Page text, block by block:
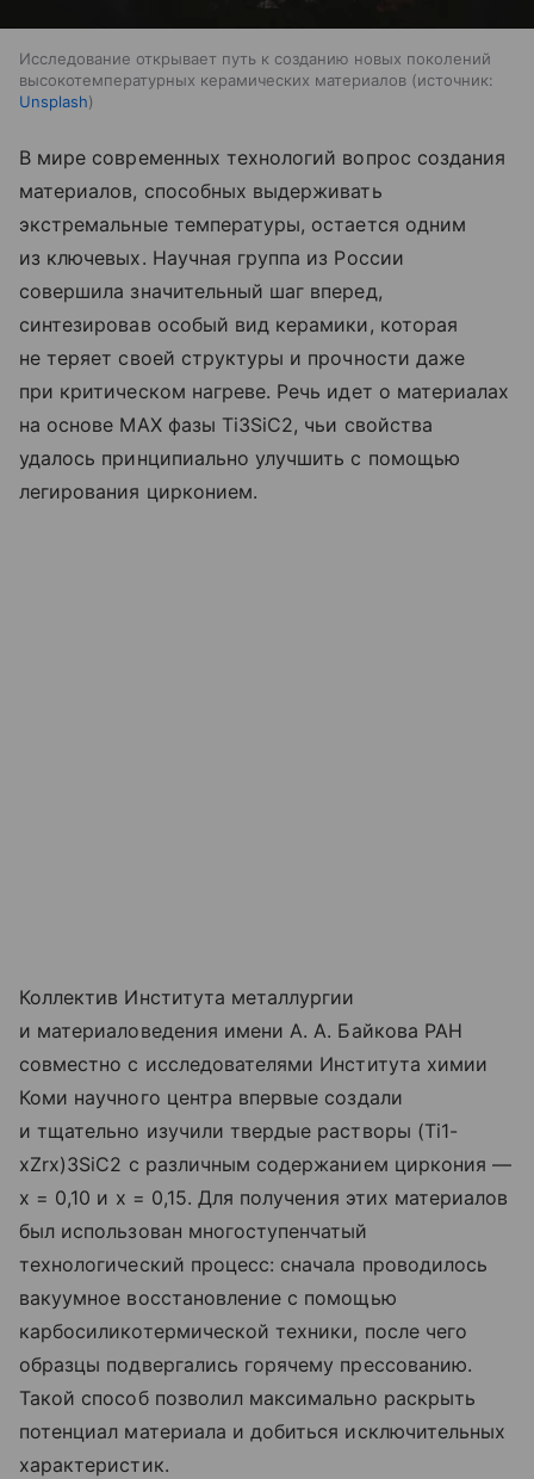
Исследование открывает путь к созданию новых поколений
высокотемпературных керамических материалов
источник:
Unsplash
В мире современных технологий вопрос создания
материалов, способных выдерживать
экстремальные температуры, остается одним
из ключевых. Научная группа из России
совершила значительный шаг вперед,
синтезировав особый вид керамики, которая
не теряет своей структуры и прочности даже
при критическом нагреве. Речь идет о материалах
на основе MAX фазы Ti3SiC2, чьи свойства
удалось принципиально улучшить с помощью
легирования цирконием.
Коллектив Института металлургии
и материаловедения имени А. А. Байкова РАН
совместно с исследователями Института химии
Коми научного центра впервые создали
и тщательно изучили твердые растворы (Ti1-
xZrx)3SiC2 с различным содержанием циркония —
x = 0,10 и x = 0,15. Для получения этих материалов
был использован многоступенчатый
технологический процесс: сначала проводилось
вакуумное восстановление с помощью
карбосиликотермической техники, после чего
образцы подвергались горячему прессованию.
Такой способ позволил максимально раскрыть
потенциал материала и добиться исключительных
характеристик.